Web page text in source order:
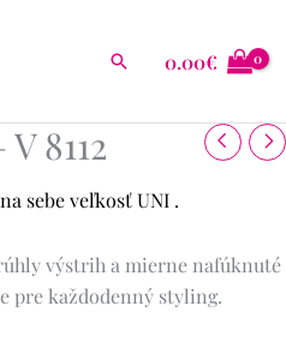
Hľadať0.00€
8112
sebe veľkosť UNI .
výstrih a mierne nafúknuté
pre každodenný styling.